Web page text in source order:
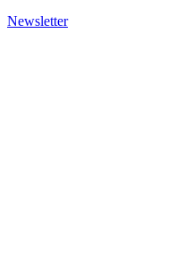
Newsletter